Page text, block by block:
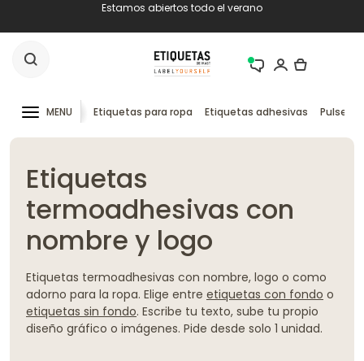
Estamos abiertos todo el verano
MENU Etiquetas para ropa Etiquetas adhesivas
Etiquetas
termoadhesivas con
nombre y logo
Etiquetas termoadhesivas con nombre, logo o como
adorno para la ropa. Elige entre etiquetas con fondo o
etiquetas sin fondo. Escribe tu texto, sube tu propio
diseño gráfico o imágenes. Pide desde solo 1 unidad.